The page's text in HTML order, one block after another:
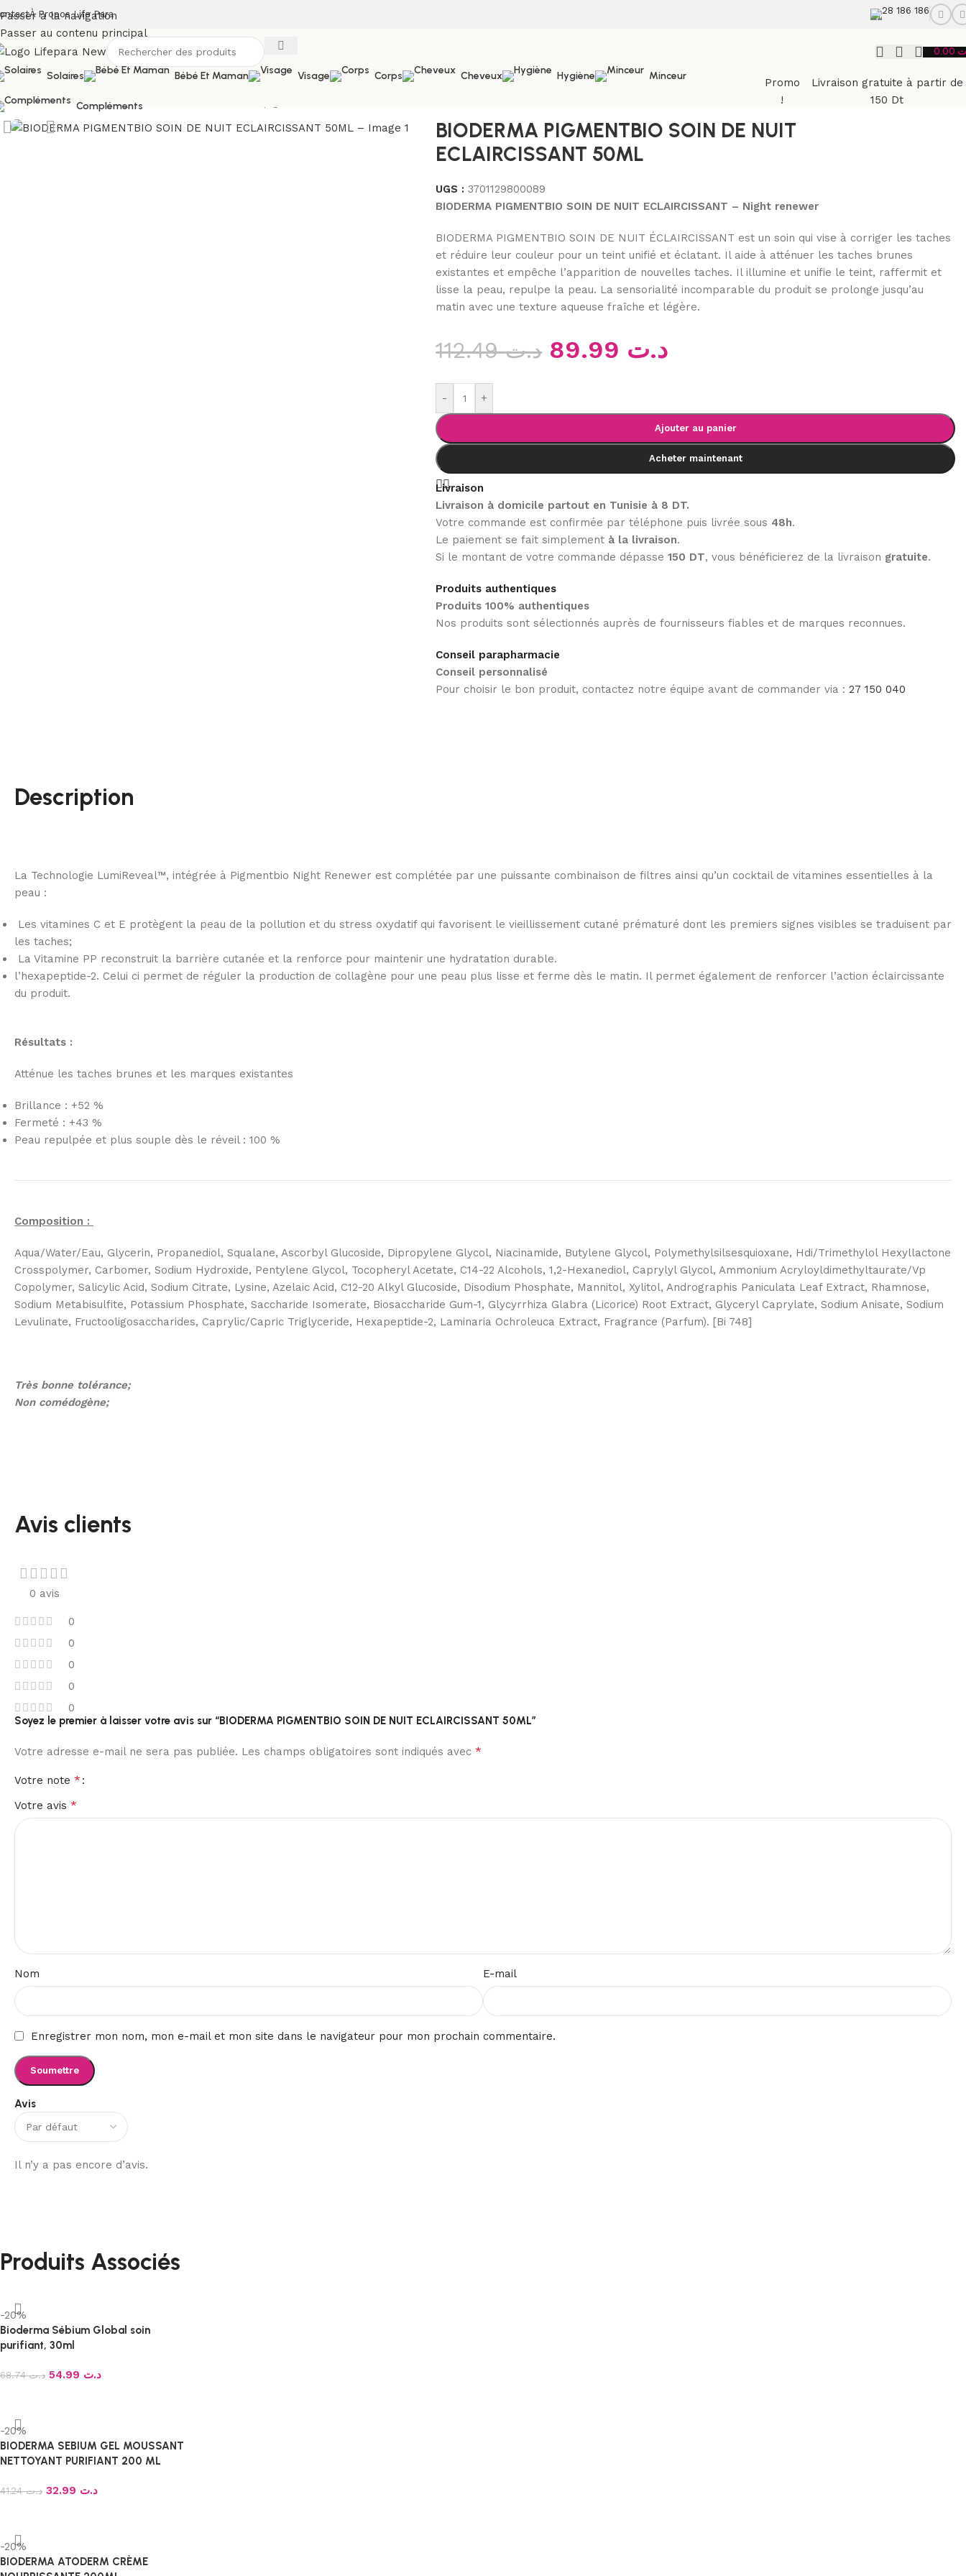
Passer à la navigation
Passer au contenu principal
À Propos Life Para 28 186 186
Solaires
Bébé Et Maman Visage Corps Cheveux Hygiène Minceur
Compléments
Promo
!
Livraison gratuite à partir de
150 Dt
Accueil/Boutique/Visage/Soins anti-taches et dépigmentants
BIODERMA PIGMENTBIO SOIN DE NUIT
ECLAIRCISSANT 50ML
UGS :3701129800089
BIODERMA PIGMENTBIO SOIN DE NUIT ECLAIRCISSANT – Night renewer
BIODERMA PIGMENTBIO SOIN DE NUIT ÉCLAIRCISSANT est un soin qui vise à corriger les taches
et réduire leur couleur pour un teint unifié et éclatant. Il aide à atténuer les taches brunes
existantes et empêche l’apparition de nouvelles taches. Il illumine et unifie le teint, raffermit et
lisse la peau, repulpe la peau. La sensorialité incomparable du produit se prolonge jusqu’au
matin avec une texture aqueuse fraîche et légère.
د.ت112.49 د.ت
- +
Ajouter au panier
Acheter maintenant
Livraison
Livraison à domicile partout en Tunisie à 8 DT.
Votre commande est confirmée par téléphone puis livrée sous 48h.
Le paiement se fait simplement à la livraison.
Si le montant de votre commande dépasse150 DT, vous bénéficierez de la livraison gratuite.
Produits authentiques
Produits 100% authentiques
Nos produits sont sélectionnés auprès de fournisseurs fiables et de marques reconnues.
Conseil parapharmacie
Conseil personnalisé
Pour choisir le bon produit, contactez notre équipe avant de commander via :27 150 040
Description
La Technologie LumiReveal™, intégrée à Pigmentbio Night Renewer est complétée par une puissante combinaison de filtres ainsi qu’un cocktail de vitamines essentielles à la
peau :
Les vitamines C et E protègent la peau de la pollution et du stress oxydatif qui favorisent le vieillissement cutané prématuré dont les premiers signes visibles se traduisent par
les taches;
La Vitamine PP reconstruit la barrière cutanée et la renforce pour maintenir une hydratation durable.
l’hexapeptide-2. Celui ci permet de réguler la production de collagène pour une peau plus lisse et ferme dès le matin. Il permet également de renforcer l’action éclaircissante
du produit.
Résultats :
Atténue les taches brunes et les marques existantes
Brillance : +52 %
Fermeté : +43 %
Peau repulpée et plus souple dès le réveil : 100 %
Composition :
Aqua/Water/Eau, Glycerin, Propanediol, Squalane, Ascorbyl Glucoside, Dipropylene Glycol, Niacinamide, Butylene Glycol, Polymethylsilsesquioxane, Hdi/Trimethylol Hexyllactone
Crosspolymer, Carbomer, Sodium Hydroxide, Pentylene Glycol, Tocopheryl Acetate, C14-22 Alcohols, 1,2-Hexanediol, Caprylyl Glycol, Ammonium Acryloyldimethyltaurate/Vp
Copolymer, Salicylic Acid, Sodium Citrate, Lysine, Azelaic Acid, C12-20 Alkyl Glucoside, Disodium Phosphate, Mannitol, Xylitol, Andrographis Paniculata Leaf Extract, Rhamnose,
Sodium Metabisulfite, Potassium Phosphate, Saccharide Isomerate, Biosaccharide Gum-1, Glycyrrhiza Glabra (Licorice) Root Extract, Glyceryl Caprylate, Sodium Anisate, Sodium
Levulinate, Fructooligosaccharides, Caprylic/Capric Triglyceride, Hexapeptide-2, Laminaria Ochroleuca Extract, Fragrance (Parfum). [Bi 748]
Très bonne tolérance;
Non comédogène;
Avis clients
0 avis
0
0
0
0
0
Avis
Il n’y a pas encore d’avis.
Soyez le premier à laisser votre avis sur “BIODERMA PIGMENTBIO SOIN DE NUIT ECLAIRCISSANT 50ML”
Votre adresse e-mail ne sera pas publiée. Les champs obligatoires sont indiqués avec *
Votre note *
Votre avis *
Nom E-mail
Enregistrer mon nom, mon e-mail et mon site dans le navigateur pour mon prochain commentaire.
Produits Associés
-20%
Bioderma Sébium Global soin
purifiant, 30ml
د.ت68.74 د.ت
-20%
BIODERMA SEBIUM GEL MOUSSANT
NETTOYANT PURIFIANT 200 ML
د.ت41.24 د.ت
-20%
BIODERMA ATODERM CRÈME